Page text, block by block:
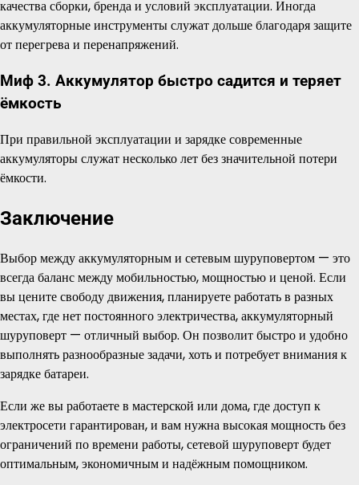
качества сборки, бренда и условий эксплуатации. Иногда
аккумуляторные инструменты служат дольше благодаря защите
от перегрева и перенапряжений.
Миф 3. Аккумулятор быстро садится и теряет
ёмкость
При правильной эксплуатации и зарядке современные
аккумуляторы служат несколько лет без значительной потери
ёмкости.
Заключение
Выбор между аккумуляторным и сетевым шуруповертом — это
всегда баланс между мобильностью, мощностью и ценой. Если
вы цените свободу движения, планируете работать в разных
местах, где нет постоянного электричества, аккумуляторный
шуруповерт — отличный выбор. Он позволит быстро и удобно
выполнять разнообразные задачи, хоть и потребует внимания к
зарядке батареи.
Если же вы работаете в мастерской или дома, где доступ к
электросети гарантирован, и вам нужна высокая мощность без
ограничений по времени работы, сетевой шуруповерт будет
оптимальным, экономичным и надёжным помощником.